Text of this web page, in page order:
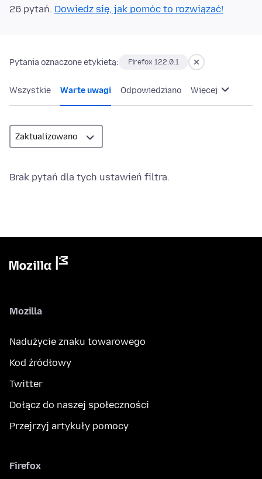
26 pytań. Dowiedz się, jak pomóc to rozwiązać!
Pytania oznaczone etykietą: Firefox 122.0.1
Wszystkie Warte uwagi Odpowiedziano Więcej
Brak pytań dla tych ustawień filtra.
Mozilla
Nadużycie znaku towarowego
Kod źródłowy
Twitter
Dołącz do naszej społeczności
Przejrzyj artykuły pomocy
Firefox